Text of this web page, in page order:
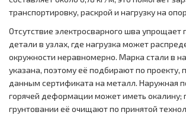
транспортировку, раскрой и нагрузку на
Отсутствие электросварного шва упрощает
детали в узлах, где нагрузка может
окружности неравномерно. Марка стали в
указана, поэтому её подбирают по проекту,
данным сертификата на металл. Наружная
горячей деформации может иметь окалину;
грунтовании её очищают по принятой